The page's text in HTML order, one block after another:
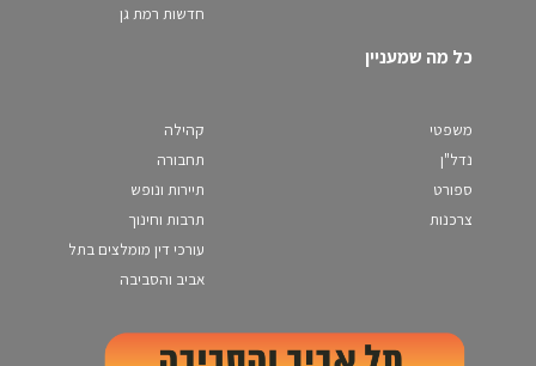
חדשות רמת גן
כל מה שמעניין
משפטי
נדל"ן
ספורט
צרכנות
קהילה
תחבורה
תיירות ונופש
תרבות וחינוך
עורכי דין מומלצים בתל
אביב והסביבה